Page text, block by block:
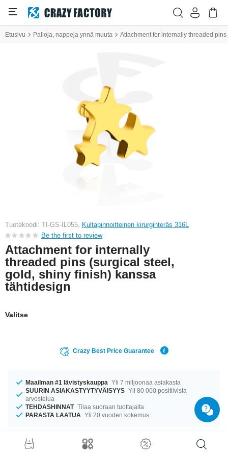
Etusivu Palloja, nappeja ynnä muuta Attachment for internally threaded
Tuotekoodi: TI-GS-IL055, Kultapinnoitteinen kirurginteräs 316L
Be the first to review
Attachment for internally
threaded pins (surgical steel,
gold, shiny finish) kanssa
tähtidesign
Valitse
Crazy Best Price Guarantee
Maailman #1 lävistyskauppa Yli 7 miljoonaa asiakasta
SUURIN ASIAKASTYYTYVÄISYYS Yli 80 000 positiivista
arvostelua
TEHDASHINNAT Tilaa suoraan tuottajalta
PARASTA LAATUA Yli 20 vuoden kokemus